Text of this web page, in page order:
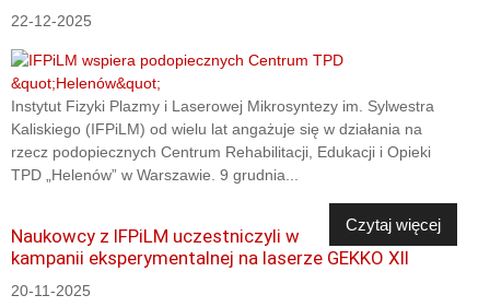
22-12-2025
Instytut Fizyki Plazmy i Laserowej Mikrosyntezy im. Sylwestra
Kaliskiego (IFPiLM) od wielu lat angażuje się w działania na
rzecz podopiecznych Centrum Rehabilitacji, Edukacji i Opieki
TPD „Helenów” w Warszawie. 9 grudnia...
Czytaj więcej
Naukowcy z IFPiLM uczestniczyli w
kampanii eksperymentalnej na laserze GEKKO XII
20-11-2025